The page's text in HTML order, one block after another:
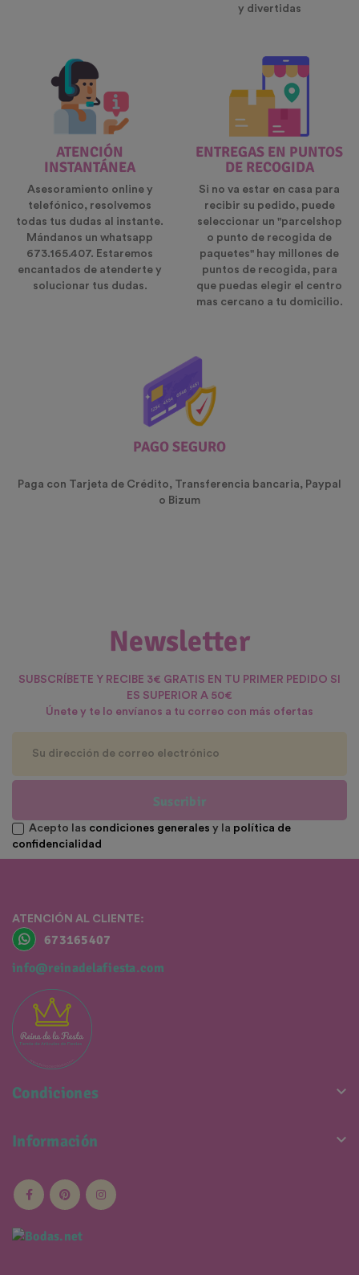
y divertidas
ATENCIÓN
INSTANTÁNEA
Asesoramiento online y
telefónico, resolvemos
todas tus dudas al instante.
Mándanos un whatsapp
673.165.407. Estaremos
encantados de atenderte y
solucionar tus dudas.
ENTREGAS EN PUNTOS
DE RECOGIDA
Si no va estar en casa para
recibir su pedido, puede
seleccionar un "parcelshop
o punto de recogida de
paquetes" hay millones de
puntos de recogida, para
que puedas elegir el centro
mas cercano a tu domicilio.
PAGO SEGURO
Paga con Tarjeta de Crédito, Transferencia bancaria, Paypal
o Bizum
Newsletter
SUBSCRÍBETE Y RECIBE 3€ GRATIS EN TU PRIMER PEDIDO SI
ES SUPERIOR A 50€
Únete y te lo envíanos a tu correo con más ofertas
Suscribir
Acepto las condiciones generales y la política de
confidencialidad
ATENCIÓN AL CLIENTE:
673165407
info@reinadelafiesta.com
Condiciones 
Información 